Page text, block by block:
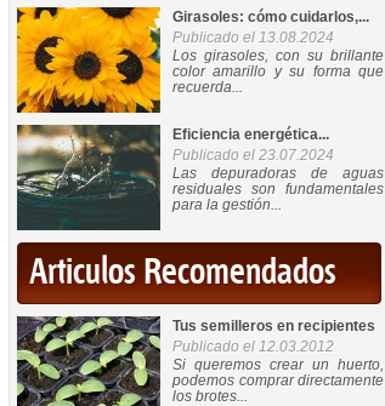
Girasoles: cómo cuidarlos,...
Publicado el 13.08.2024
Los girasoles, con su brillante
color amarillo y su forma que
recuerda...
Eficiencia energética...
Publicado el 23.07.2024
Las depuradoras de aguas
residuales son fundamentales
para la gestión...
Articulos Recomendados
Tus semilleros en recipientes
Publicado el 12.03.2012
Si queremos crear un huerto,
podemos comprar directamente
los brotes...